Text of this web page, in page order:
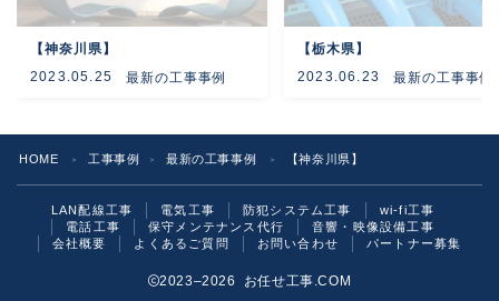
よくあるご質問
【神奈川県】
2023.05.25 最新の工事事例
【栃木県】
2023.06.23 最新の工事事例
HOME ＞ 工事事例 ＞ 最新の工事事例 ＞ 【神奈川県】
LAN配線工事 電気工事 防犯システム工事
wi-fi工事
電話工事
保守メンテナンス代行
音響・映像設備工事
会社概要
よくあるご質問 お問い合わせ パートナー募集
2023–2026 お任せ工事.COM